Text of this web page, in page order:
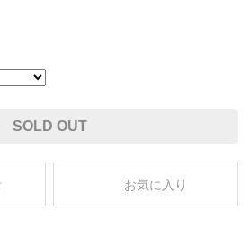
SOLD OUT
お気に入り